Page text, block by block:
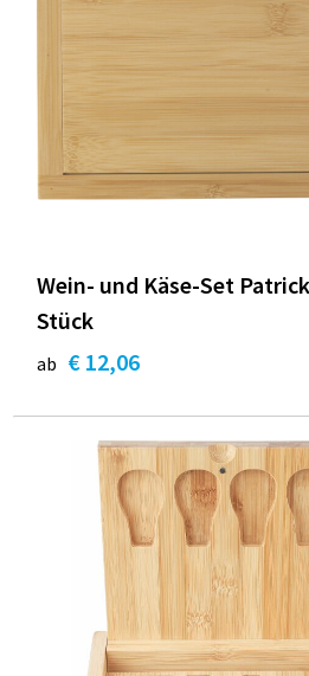
Wein- und Käse-Set
Stück
ab € 12,06